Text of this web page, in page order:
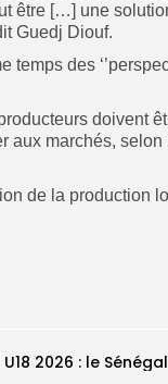
être […] une
Guedj Diouf.
temps des
doivent
aux marchés, selon
de la production